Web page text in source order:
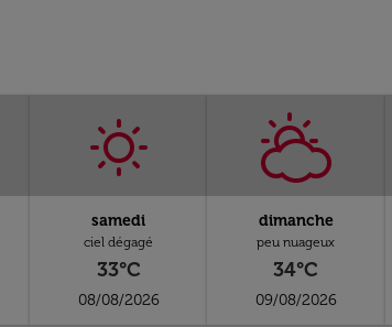
samedi
ciel dégagé
33°C
08/08/2026
dimanche
peu nuageux
34°C
09/08/2026